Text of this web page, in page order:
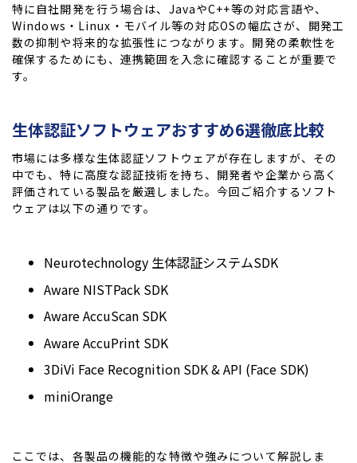
特に自社開発を行う場合は、JavaやC++等の対応言語や、
Windows・Linux・モバイル等の対応OSの幅広さが、開発工
数の抑制や将来的な拡張性につながります。開発の柔軟性を
確保するためにも、連携範囲を入念に確認することが重要で
す。
生体認証ソフトウェアおすすめ6選徹底比較
市場には多様な生体認証ソフトウェアが存在しますが、その
中でも、特に高度な認証技術を持ち、開発者や企業から高く
評価されている製品を厳選しました。今回ご紹介するソフト
ウェアは以下の通りです。
Neurotechnology 生体認証システムSDK
Aware NISTPack SDK
Aware AccuScan SDK
Aware AccuPrint SDK
3DiVi Face Recognition SDK & API (Face SDK)
miniOrange
ここでは、各製品の機能的な特徴や強みについて解説しま